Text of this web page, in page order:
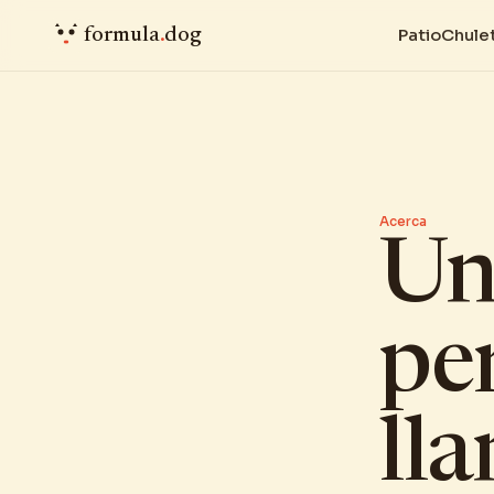
formula.dog Patio
Acerca